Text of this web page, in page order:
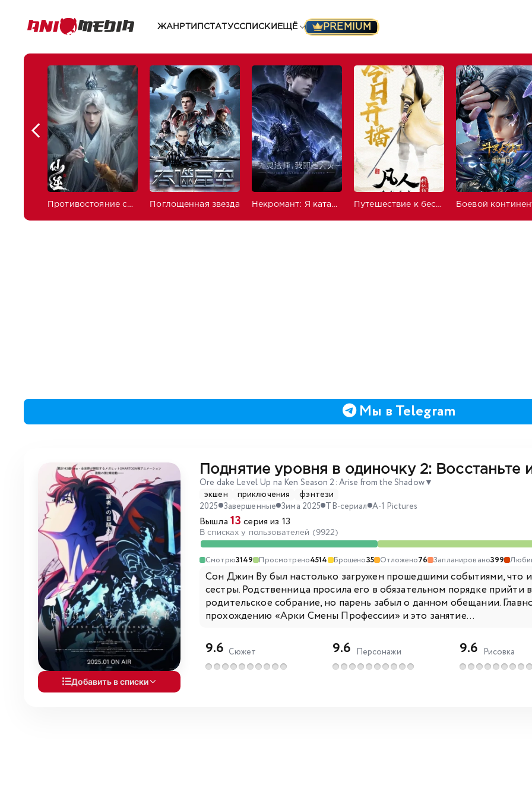
ЖАНРТИП СТАТУССПИСКИ ЕЩЁ PREMIUM
Противостояние святого Поглощенная звезда Некромант: Я катастрофа Путешествие к бессмертию
Мы в Telegram
Добавить в списки
Поднятие уровня в одиночку 2: Восстаньте
Ore dake Level Up na Ken Season 2: Arise from the Shadow▼
экшен приключения
фэнтези
2025 Завершенные Зима 2025 ТВ-сериал A-1 Pictures
Вышла 13 серия из 13
В списках у пользователей (9922)
Смотрю3149 Просмотрено4514 Брошено35 Отложено76 Запланировано399
Сон Джин Ву был настолько загружен прошедшими событиями, что
сестры. Родственница просила его в обязательном порядке
родительское собрание, но парень забыл о данном обещании.
прохождению «Арки Смены Профессии» и это занятие...
9.6 Сюжет 9.6 Персонажи 9.6 Рисовка